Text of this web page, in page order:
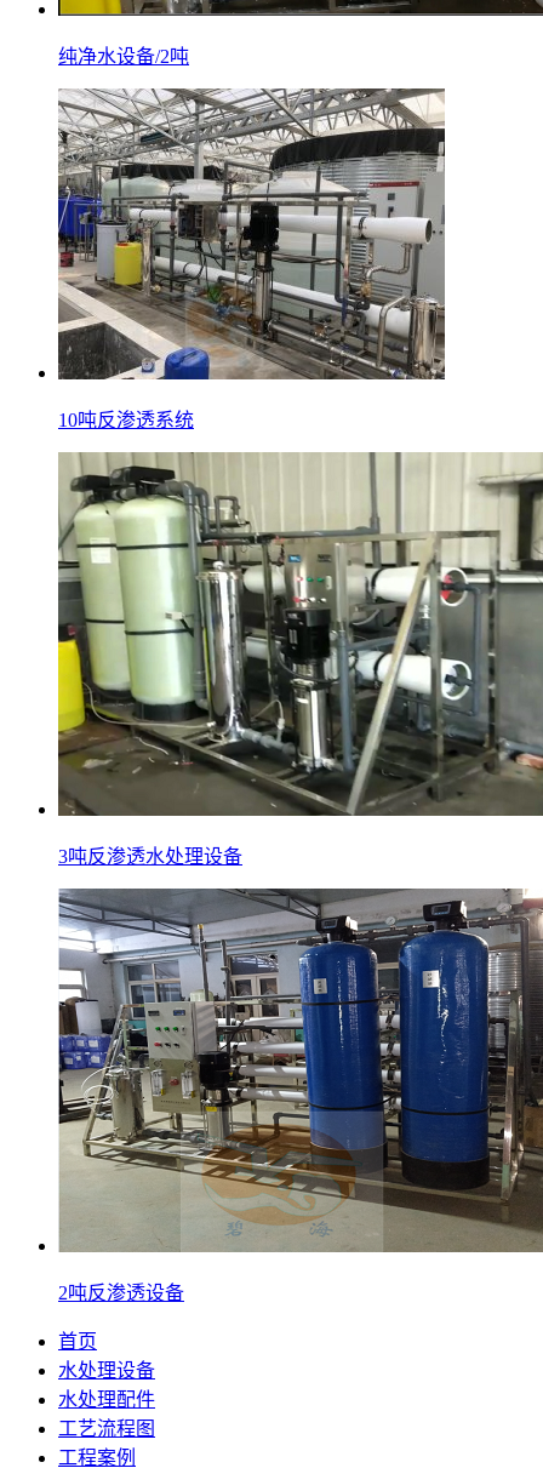
纯净水设备/2吨
10吨反渗透系统
3吨反渗透水处理设备
2吨反渗透设备
首页
水处理设备
水处理配件
工艺流程图
工程案例